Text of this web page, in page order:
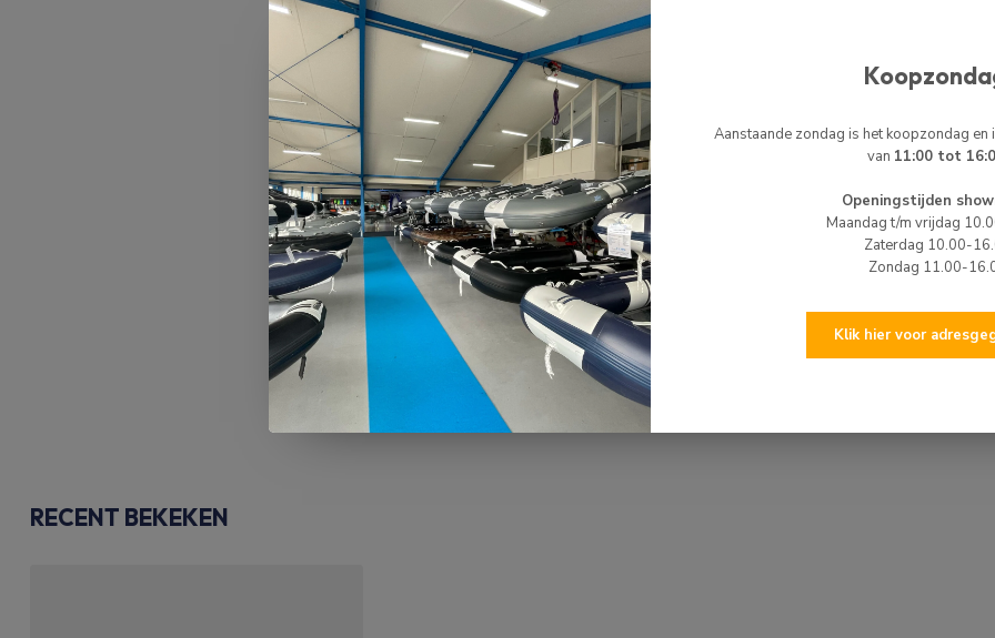
RECENT BEKEKEN
Aanstaande zondag is het koopzondag
van 11:00 tot
Openingstijden
Maandag t/m vrijdag
Zaterdag 10.00-
Zondag 11.00-
Klik hier voor